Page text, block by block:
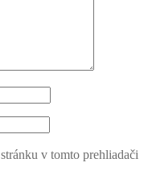
v tomto prehliadači